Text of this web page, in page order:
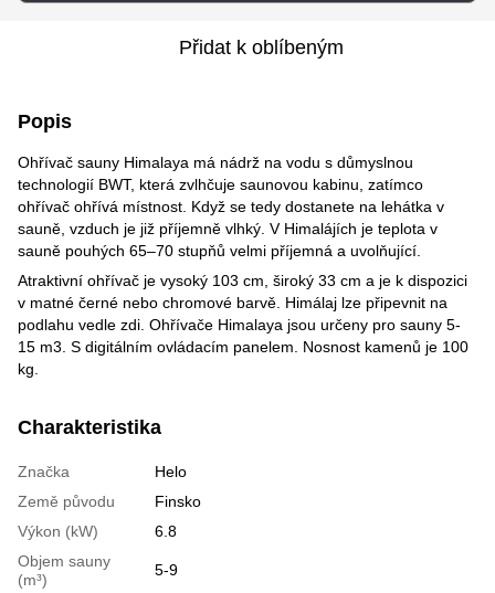
Přidat k oblíbeným
Popis
Ohřívač sauny Himalaya má nádrž na vodu s důmyslnou
technologií BWT, která zvlhčuje saunovou kabinu, zatímco
ohřívač ohřívá místnost. Když se tedy dostanete na lehátka v
sauně, vzduch je již příjemně vlhký. V Himalájích je teplota v
sauně pouhých 65–70 stupňů velmi příjemná a uvolňující.
Atraktivní ohřívač je vysoký 103 cm, široký 33 cm a je k dispozici
v matné černé nebo chromové barvě. Himálaj lze připevnit na
podlahu vedle zdi. Ohřívače Himalaya jsou určeny pro sauny 5-
15 m3. S digitálním ovládacím panelem. Nosnost kamenů je 100
kg.
Charakteristika
Značka
Helo
Země původu
Finsko
Výkon (kW)
6.8
Objem sauny
(m³)
5-9